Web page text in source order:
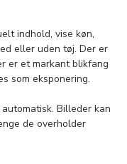
indhold, vise køn,
eller uden tøj. Der er
er et markant blikfang
som eksponering.
Billeder kan
de overholder